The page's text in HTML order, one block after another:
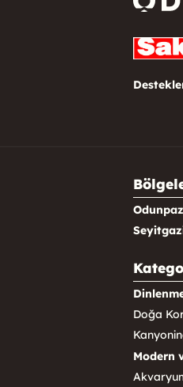
Doğa
Modern